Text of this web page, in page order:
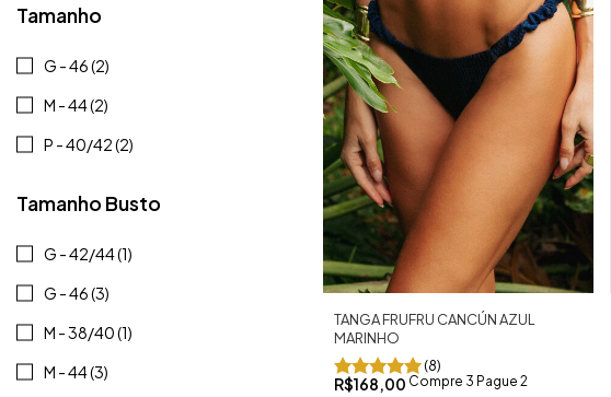
Tamanho
G - 46 (2)
M - 44 (2)
P - 40/42 (2)
Tamanho Busto
G - 42/44 (1)
G - 46 (3)
M - 38/40 (1)
M - 44 (3)
TANGA FRUFRU CANCÚN AZUL
MARINHO
(8)
R$168,00 Compre 3 Pague 2